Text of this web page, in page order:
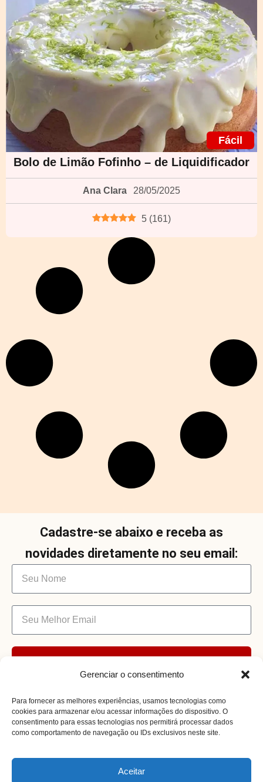
Gerenciar o consentimento
Para fornecer as melhores experiências, usamos tecnologias como
cookies para armazenar e/ou acessar informações do dispositivo. O
consentimento para essas tecnologias nos permitirá processar dados
como comportamento de navegação ou IDs exclusivos neste site.
Aceitar
Fácil
Bolo de Limão Fofinho – de Liquidificador
Ana Clara 28/05/2025
5 (161)
Cadastre-se abaixo e receba as
novidades diretamente no seu email: